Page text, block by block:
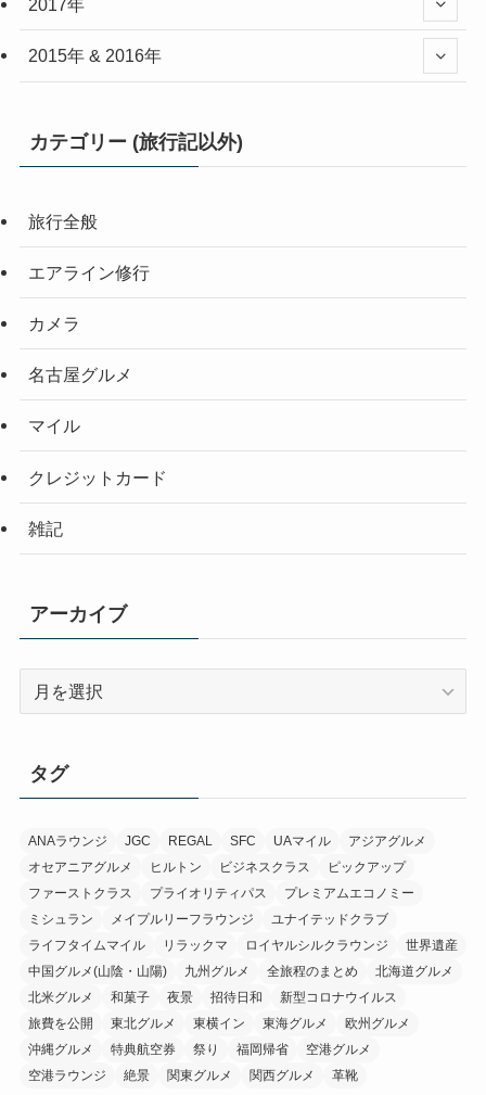
2017年
2015年 & 2016年
カテゴリー (旅行記以外)
旅行全般
エアライン修行
カメラ
名古屋グルメ
マイル
クレジットカード
雑記
アーカイブ
ブ
タグ
ANAラウンジ JGC REGAL SFC UAマイル
アジアグルメ
オセアニアグルメ
ヒルトン ビジネスクラス
ピックアップ
ファーストクラス
プライオリティパス
プレミアムエコノミー
ミシュラン
メイプルリーフラウンジ
ユナイテッドクラブ
ライフタイムマイル
リラックマ ロイヤルシルクラウンジ
世界遺産
中国グルメ(山陰・山陽)
九州グルメ 全旅程のまとめ
北海道グルメ
北米グルメ
和菓子 夜景 招待日和
新型コロナウイルス
旅費を公開
東北グルメ 東横イン 東海グルメ
欧州グルメ
沖縄グルメ
特典航空券 祭り 福岡帰省
空港グルメ
空港ラウンジ
絶景 関東グルメ 関西グルメ 革靴